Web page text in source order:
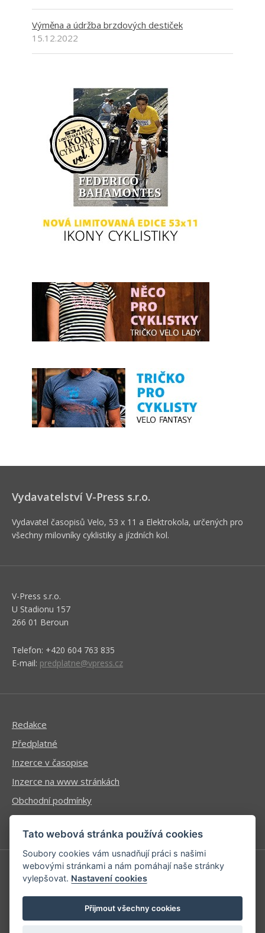
Výměna a údržba brzdových destiček
15.12.2022
Vydavatelství V-Press s.r.o.
Vydavatel časopisů Velo, 53 x 11 a Elektrokola, určených pro
všechny milovníky cyklistiky a jízdních kol.
V-Press s.r.o.
U Stadionu 157
266 01 Beroun
Telefon: +420 604 763 835
E-mail: predplatne@vpress.cz
Redakce
Předplatné
Inzerce v časopise
Inzerce na www stránkách
Obchodní podmínky
Ochrana osobních údajů
Příhlášení | Registrace
Kontaktní informace
Mapa stránek
Tato webová stránka používá cookies
Soubory cookies vám usnadňují práci s našimi
webovými stránkami a nám pomáhají naše stránky
vylepšovat. Nastavení cookies
Přijmout všechny cookies